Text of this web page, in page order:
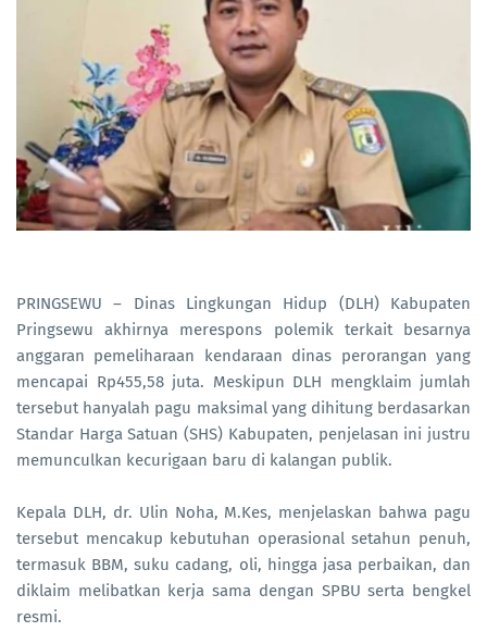
PRINGSEWU – Dinas Lingkungan Hidup (DLH) Kabupaten
Pringsewu akhirnya merespons polemik terkait besarnya
anggaran pemeliharaan kendaraan dinas perorangan yang
mencapai Rp455,58 juta. Meskipun DLH mengklaim jumlah
tersebut hanyalah pagu maksimal yang dihitung berdasarkan
Standar Harga Satuan (SHS) Kabupaten, penjelasan ini justru
memunculkan kecurigaan baru di kalangan publik.
Kepala DLH, dr. Ulin Noha, M.Kes, menjelaskan bahwa pagu
tersebut mencakup kebutuhan operasional setahun penuh,
termasuk BBM, suku cadang, oli, hingga jasa perbaikan, dan
diklaim melibatkan kerja sama dengan SPBU serta bengkel
resmi.